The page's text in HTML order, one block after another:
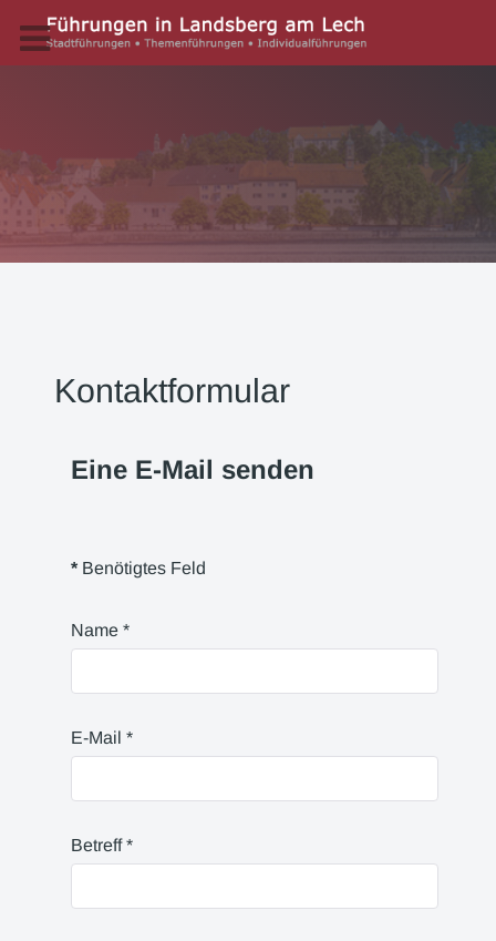
Kontaktformular
Eine E-Mail senden
* Benötigtes Feld
Name *
E-Mail *
Betreff*